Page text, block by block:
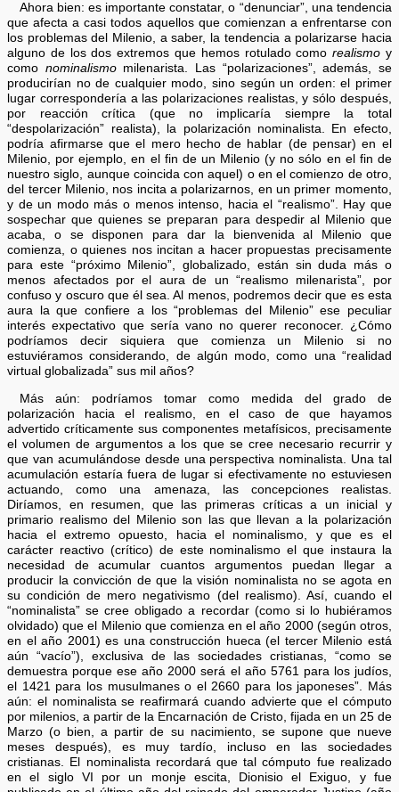
Ahora bien: es importante constatar, o “denunciar”, una tendencia
que afecta a casi todos aquellos que comienzan a enfrentarse con
los problemas del Milenio, a saber, la tendencia a polarizarse hacia
alguno de los dos extremos que hemos rotulado comorealismo y
como nominalismomilenarista. Las “polarizaciones”, además, se
producirían no de cualquier modo, sino según un orden: el primer
lugar correspondería a las polarizaciones realistas, y sólo después,
por reacción crítica (que no implicaría siempre la total
“despolarización” realista), la polarización nominalista. En efecto,
podría afirmarse que el mero hecho de hablar (de pensar) en el
Milenio, por ejemplo, en el fin de un Milenio (y no sólo en el fin de
nuestro siglo, aunque coincida con aquel) o en el comienzo de otro,
del tercer Milenio, nos incita a polarizarnos, en un primer momento,
y de un modo más o menos intenso, hacia el “realismo”. Hay que
sospechar que quienes se preparan para despedir al Milenio que
acaba, o se disponen para dar la bienvenida al Milenio que
comienza, o quienes nos incitan a hacer propuestas precisamente
para este “próximo Milenio”, globalizado, están sin duda más o
menos afectados por el aura de un “realismo milenarista”, por
confuso y oscuro que él sea. Al menos, podremos decir que es esta
aura la que confiere a los “problemas del Milenio” ese peculiar
interés expectativo que sería vano no querer reconocer. ¿Cómo
podríamos decir siquiera que comienza un Milenio si no
estuviéramos considerando, de algún modo, como una “realidad
virtual globalizada” sus mil años?
Más aún: podríamos tomar como medida del grado de
polarización hacia el realismo, en el caso de que hayamos
advertido críticamente sus componentes metafísicos, precisamente
el volumen de argumentos a los que se cree necesario recurrir y
que van acumulándose desde una perspectiva nominalista. Una tal
acumulación estaría fuera de lugar si efectivamente no estuviesen
actuando, como una amenaza, las concepciones realistas.
Diríamos, en resumen, que las primeras críticas a un inicial y
primario realismo del Milenio son las que llevan a la polarización
hacia el extremo opuesto, hacia el nominalismo, y que es el
carácter reactivo (crítico) de este nominalismo el que instaura la
necesidad de acumular cuantos argumentos puedan llegar a
producir la convicción de que la visión nominalista no se agota en
su condición de mero negativismo (del realismo). Así, cuando el
“nominalista” se cree obligado a recordar (como si lo hubiéramos
olvidado) que el Milenio que comienza en el año 2000 (según otros,
en el año 2001) es una construcción hueca (el tercer Milenio está
aún “vacío”), exclusiva de las sociedades cristianas, “como se
demuestra porque ese año 2000 será el año 5761 para los judíos,
el 1421 para los musulmanes o el 2660 para los japoneses”. Más
aún: el nominalista se reafirmará cuando advierte que el cómputo
por milenios, a partir de la Encarnación de Cristo, fijada en un 25 de
Marzo (o bien, a partir de su nacimiento, se supone que nueve
meses después), es muy tardío, incluso en las sociedades
cristianas. El nominalista recordará que tal cómputo fue realizado
en el siglo VI por un monje escita, Dionisio el Exiguo, y fue